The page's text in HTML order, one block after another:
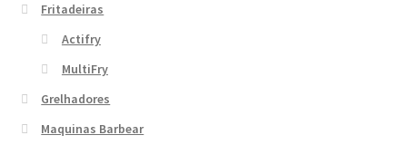
Fritadeiras
Actifry
MultiFry
Grelhadores
Maquinas Barbear